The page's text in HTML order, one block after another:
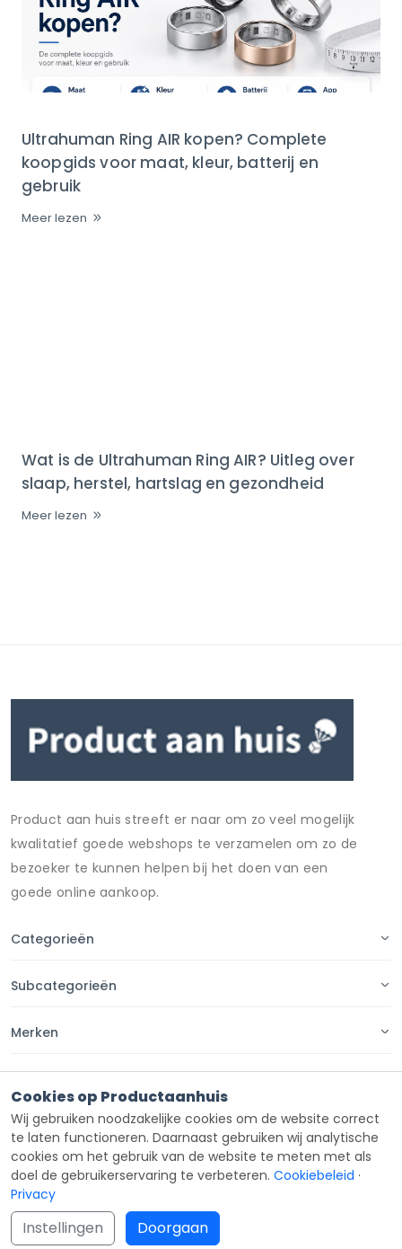
Ultrahuman Ring AIR kopen? Complete
koopgids voor maat, kleur, batterij en
gebruik
Meer lezen
Wat is de Ultrahuman Ring AIR? Uitleg over
slaap, herstel, hartslag en gezondheid
Meer lezen
Product aan huis streeft er naar om zo veel mogelijk
kwalitatief goede webshops te verzamelen om zo de
bezoeker te kunnen helpen bij het doen van een
goede online aankoop.
Categorieën
Subcategorieën
Merken
Contact
Copyright © Productaanhuis
Cookies op Productaanhuis
Wij gebruiken noodzakelijke cookies om de website correct
te laten functioneren. Daarnaast gebruiken wij analytische
cookies om het gebruik van de website te meten met als
doel de gebruikerservaring te verbeteren. Cookiebeleid ·
Privacy
Instellingen Doorgaan